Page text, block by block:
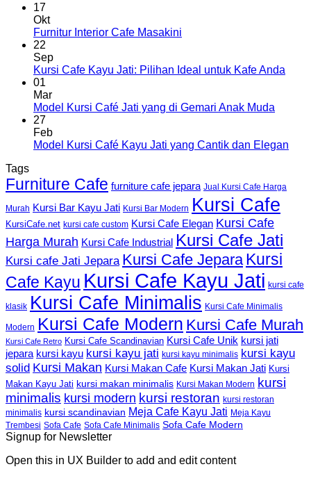
17
Okt
Furnitur Interior Cafe Masakini
22
Sep
Kursi Cafe Kayu Jati: Pilihan Ideal untuk Kafe Anda
01
Mar
Model Kursi Café Jati yang di Gemari Anak Muda
27
Feb
Model Kursi Café Kayu Jati yang Cantik dan Elegan
Tags
Furniture Cafe furniture cafe jepara Jual Kursi Cafe Harga
Murah Kursi Bar Kayu Jati Kursi Bar Modern Kursi Cafe
KursiCafe.net kursi cafe custom Kursi Cafe Elegan Kursi Cafe
Harga Murah Kursi Cafe Industrial Kursi Cafe Jati
Kursi cafe Jati Jepara Kursi Cafe Jepara Kursi
Cafe Kayu Kursi Cafe Kayu Jati kursi cafe
klasik Kursi Cafe Minimalis Kursi Cafe Minimalis
Modern Kursi Cafe Modern Kursi Cafe Murah
Kursi Cafe Retro Kursi Cafe Scandinavian Kursi Cafe Unik kursi jati
jepara kursi kayu kursi kayu jati kursi kayu minimalis kursi kayu
solid Kursi Makan Kursi Makan Cafe Kursi Makan Jati Kursi
Makan Kayu Jati kursi makan minimalis Kursi Makan Modern kursi
minimalis kursi modern kursi restoran kursi restoran
minimalis kursi scandinavian Meja Cafe Kayu Jati Meja Kayu
Trembesi Sofa Cafe Sofa Cafe Minimalis Sofa Cafe Modern
Signup for Newsletter
Open this in UX Builder to add and edit content